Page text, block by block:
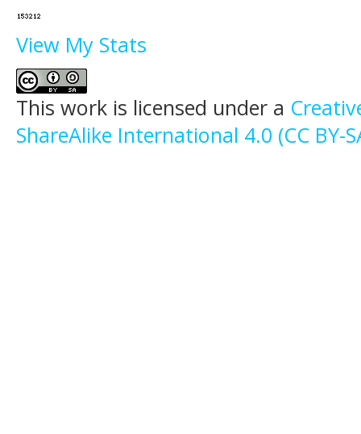
View My Stats
This work is licensed under a
ShareAlike International 4.0 (CC BY-